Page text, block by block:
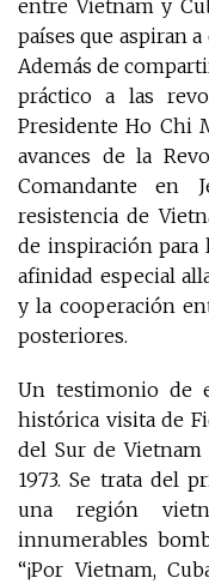
entre Vietnam y
países que aspiran
Además de
práctico a las
Presidente Ho Chi
avances de la
Comandante en
resistencia de
de inspiración para
afinidad especial
y la cooperación
posteriores.
Un testimonio de
histórica visita de
del Sur de
1973. Se trata del
una región
innumerables
“¡Por Vietnam,